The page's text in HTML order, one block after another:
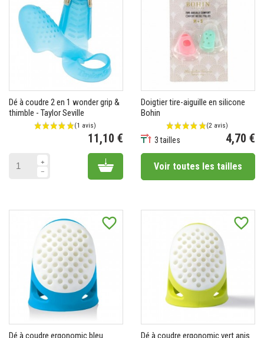
Dé à coudre 2 en 1 wonder grip &
thimble - Taylor Seville
11,10 €
Add to cart
Doigtier tire-aiguille en silicone
Bohin
3 tailles 4,70 €
Voir toutes les tailles
favorite_border
Dé à coudre ergonomic bleu
favorite_border
Dé à coudre ergonomic vert anis